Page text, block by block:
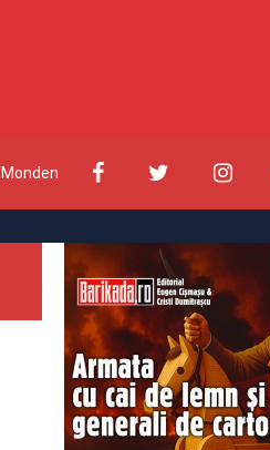
Monden